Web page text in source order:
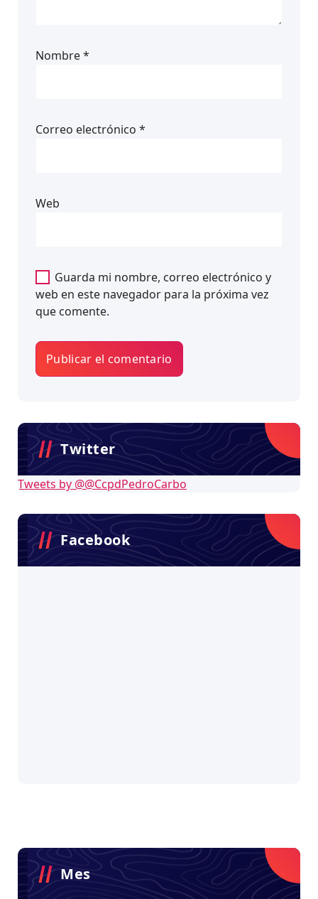
Nombre*
Correo electrónico *
Web
Guarda mi nombre, correo electrónico y
web en este navegador para la próxima vez
que comente.
Twitter
Tweets by @@CcpdPedroCarbo
Facebook
Mes